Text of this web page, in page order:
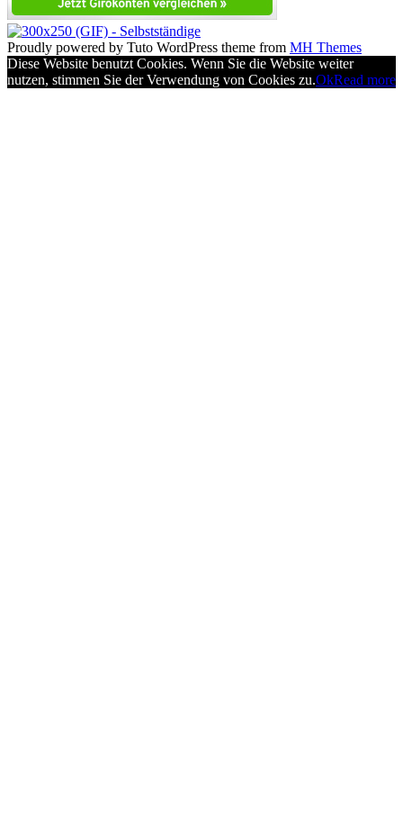
Proudly powered by Tuto WordPress theme from MH Themes
Diese Website benutzt Cookies. Wenn Sie die Website weiter
nutzen, stimmen Sie der Verwendung von Cookies zu.OkRead more